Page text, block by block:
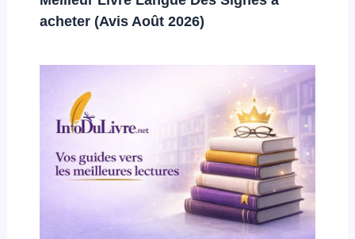
acheter (Avis Août 2026)